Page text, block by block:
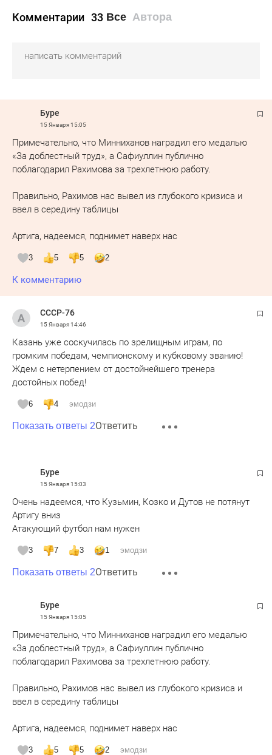
Комментарии 33 Все Автора
Буре
15 Января15:05
Примечательно, что Минниханов наградил его медалью
«За доблестный труд», а Сафиуллин публично
поблагодарил Рахимова за трехлетнюю работу.
Правильно, Рахимов нас вывел из глубокого кризиса и
ввел в середину таблицы
Артига, надеемся, поднимет наверх нас
3 5 5 2
К комментарию
СССР-76
15 Января14:46
Казань уже соскучилась по зрелищным играм, по
громким победам, чемпионскому и кубковому званию!
Ждем с нетерпением от достойнейшего тренера
достойных побед!
6 4 эмодзи
Показать ответы 2Ответить
Буре
15 Января15:03
Очень надеемся, что Кузьмин, Козко и Дутов не потянут
Артигу вниз
Атакующий футбол нам нужен
3 7 3 1 эмодзи
Показать ответы 2Ответить
Буре
15 Января15:05
Примечательно, что Минниханов наградил его медалью
«За доблестный труд», а Сафиуллин публично
поблагодарил Рахимова за трехлетнюю работу.
Правильно, Рахимов нас вывел из глубокого кризиса и
ввел в середину таблицы
Артига, надеемся, поднимет наверх нас
3 5 5 2 эмодзи